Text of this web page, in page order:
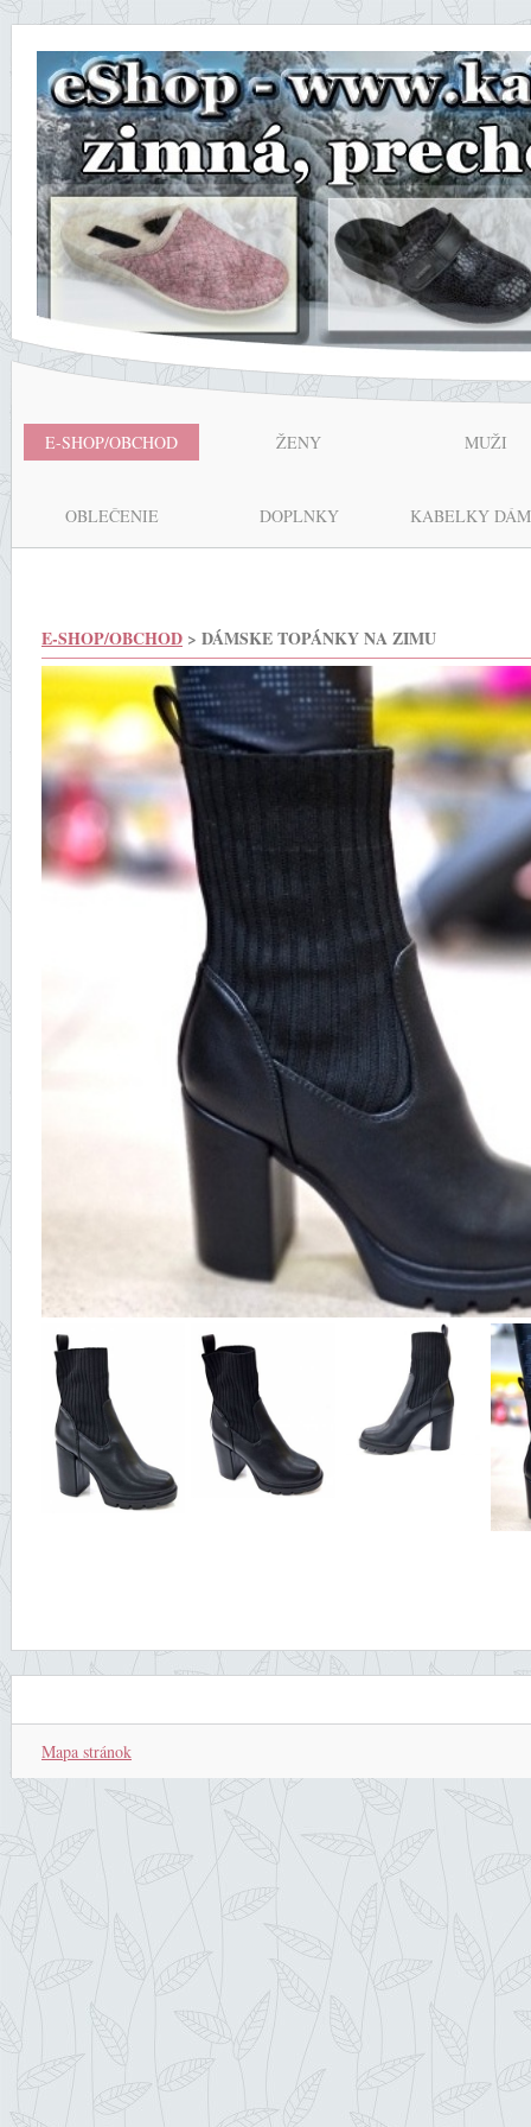
E-SHOP/OBCHOD ŽENY MUŽI
OBLEČENIE DOPLNKY KABELKY
E-SHOP/OBCHOD > DÁMSKE TOPÁNKY NA ZIMU
Mapa stránok